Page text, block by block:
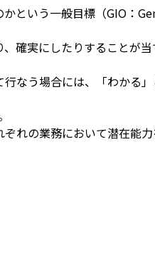
という一般目標（GIO：
実にしたりすることが
なう場合には、「わかる」
の業務において潜在能